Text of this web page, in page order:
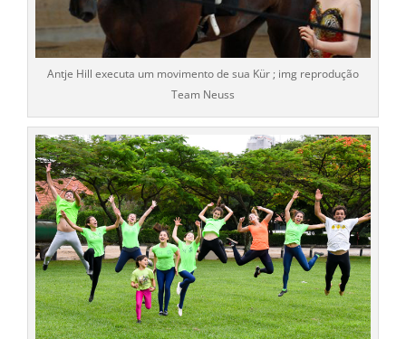
Antje Hill executa um movimento de sua Kür ; img reprodução
Team Neuss